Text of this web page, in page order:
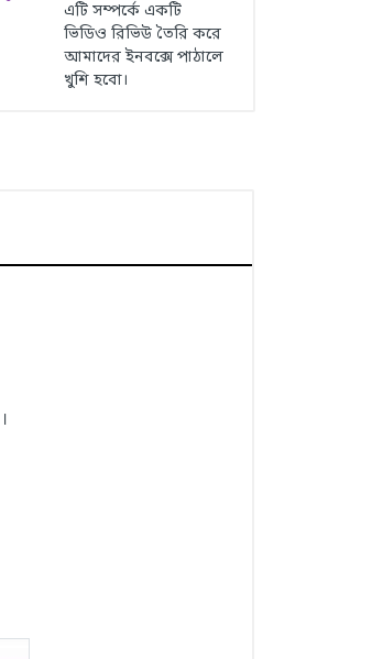
এটি সম্পর্কে একটি
ভিডিও রিভিউ তৈরি করে
আমাদের ইনবক্সে পাঠালে
খুশি হবো।